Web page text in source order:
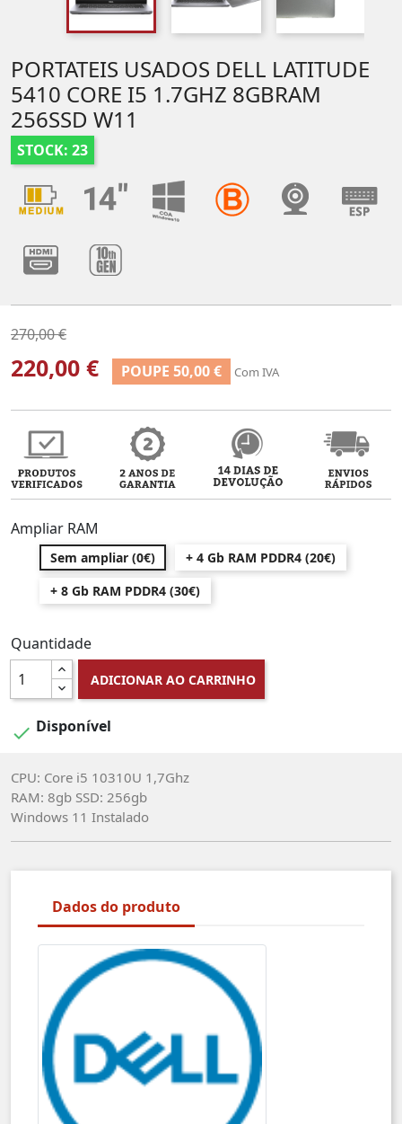
PORTATEIS USADOS DELL LATITUDE
5410 CORE I5 1.7GHZ 8GBRAM
256SSD W11
STOCK: 23
270,00 €
220,00 € POUPE 50,00 € Com IVA
Ampliar RAM
Sem ampliar (0€)
+ 4 Gb RAM PDDR4 (20€)
+ 8 Gb RAM PDDR4 (30€)
Quantidade
ADICIONAR AO CARRINHO
 Disponível
CPU: Core i5 10310U 1,7Ghz
RAM: 8gb SSD: 256gb
Windows 11 Instalado
Dados do produto